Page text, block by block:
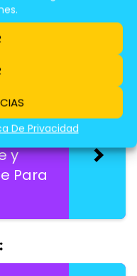
De Privacidad
y
Para